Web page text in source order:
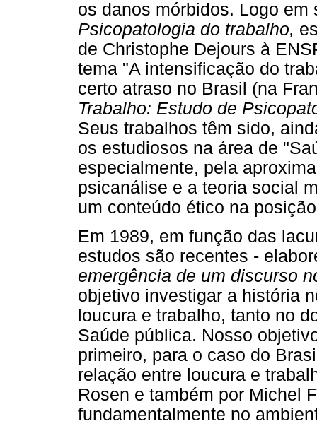
os danos mórbidos. Logo
Psicopatologia do trabalho,
de Christophe Dejours à
tema "A intensificação do
certo atraso no Brasil (na
Trabalho: Estudo de
Seus trabalhos têm sido,
os estudiosos na área de
especialmente, pela
psicanálise e a teoria social
um conteúdo ético na
Em 1989, em função das
estudos são recentes -
emergência de um discurso
objetivo investigar a história
loucura e trabalho, tanto no
Saúde pública. Nosso
primeiro, para o caso do
relação entre loucura e
Rosen e também por Michel
fundamentalmente no